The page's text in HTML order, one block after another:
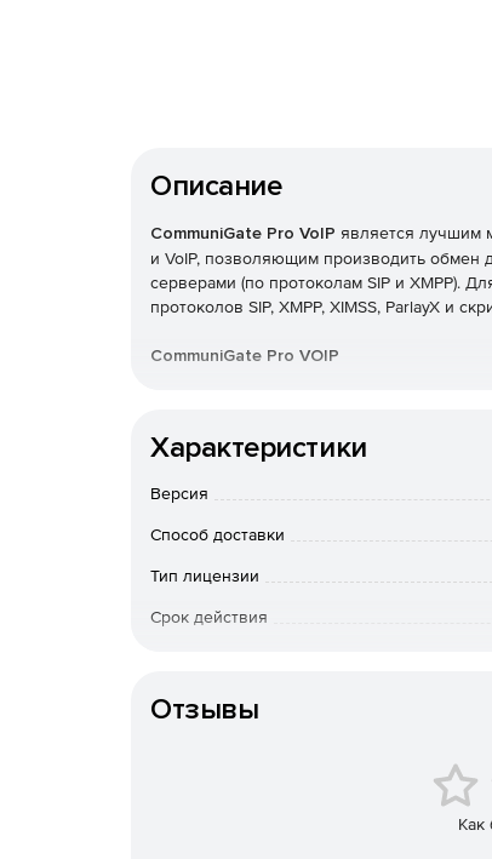
Описание
CommuniGate Pro VoIP является лучшим
и VoIP, позволяющим производить обмен
серверами (по протоколам SIP и XMPP).
протоколов SIP, XMPP, XIMSS, ParlayX и
CommuniGate Pro VOIP
поддержка SIP: аудио- и видео-
Характеристики
Версия
Способ доставки
Тип лицензии
Срок действия
Отзывы
Как